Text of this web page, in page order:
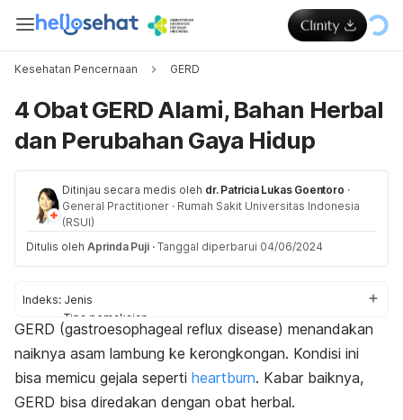
Kesehatan Pencernaan GERD
4 Obat GERD Alami, Bahan Herbal
dan Perubahan Gaya Hidup
Ditinjau secara medis oleh dr. Patricia Lukas Goentoro ·
General Practitioner · Rumah Sakit Universitas Indonesia
(RSUI)
Ditulis oleh Aprinda Puji · Tanggal diperbarui 04/06/2024
Indeks: Jenis
Tips pemakaian
Perhatian
GERD (gastroesophageal reflux disease) menandakan
naiknya asam lambung ke kerongkongan. Kondisi ini
bisa memicu gejala seperti heartburn. Kabar baiknya,
GERD bisa diredakan dengan obat herbal.